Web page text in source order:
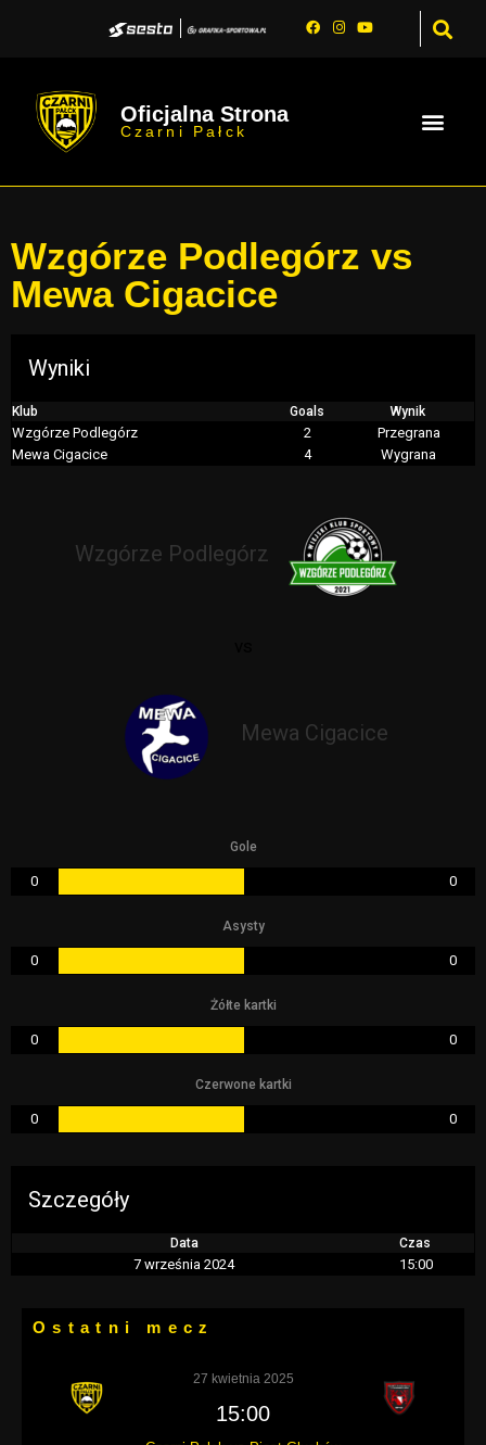
Oficjalna Strona
Czarni Pałck
Wzgórze Podlegórz vs
Mewa Cigacice
Wyniki
Klub Goals Wynik
Wzgórze Podlegórz 2
Przegrana
Mewa Cigacice
4 Wygrana
Wzgórze Podlegórz
Mewa Cigacice
Gole
0 0
Asysty
0 0
Żółte kartki
0 0
Czerwone kartki
0 0
Szczegóły
Data Czas
7 września 2024 15:00
Ostatni mecz
27 kwietnia 2025
15:00